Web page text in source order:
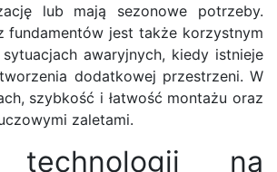
lub mają sezonowe potrzeby.
fundamentów jest także korzystnym
awaryjnych, kiedy istnieje
dodatkowej przestrzeni. W
szybkość i łatwość montażu oraz
zaletami.
technologii na